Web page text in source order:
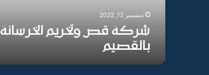
ديسمبر 12, 2022
شركة قص وتخريم الخرسانة
بالقصيم